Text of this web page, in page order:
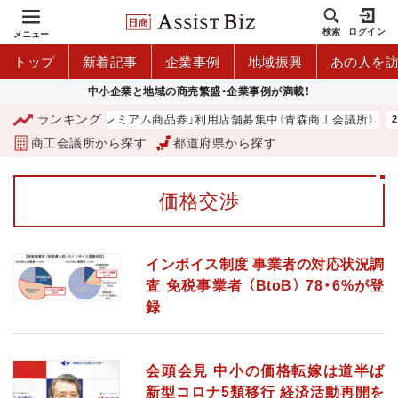
メニュー 検索 ログイン
トップ 新着記事 企業事例 地域振興 あの人を
中小企業と地域の商売繁盛・企業事例が満載！
ランキング
「青森市プレミアム商品券」利用店舗募集中（青森商工会議所）
商工会議所から探す 都道府県から探す
価格交渉
インボイス制度 事業者の対応状況調
査 免税事業者 （BtoB） 78・6%が登
録
会頭会見 中小の価格転嫁は道半ば
新型コロナ5類移行 経済活動再開を